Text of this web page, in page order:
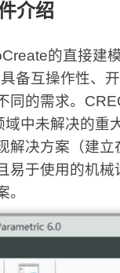
介绍
的直接建
备互操作性、
同的需求。
中未解决的重
解决方案（建
易于使用的机